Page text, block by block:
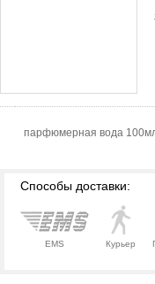
парфюмерная вода
Способы доставки:
EMS Курьер